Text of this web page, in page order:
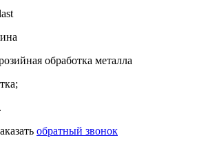
обработка металла
обратный звонок